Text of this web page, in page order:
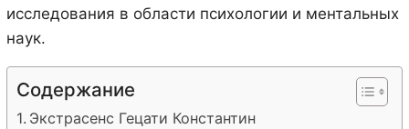
исследования в области психологии и ментальных
наук.
Содержание
Экстрасенс Гецати Константин